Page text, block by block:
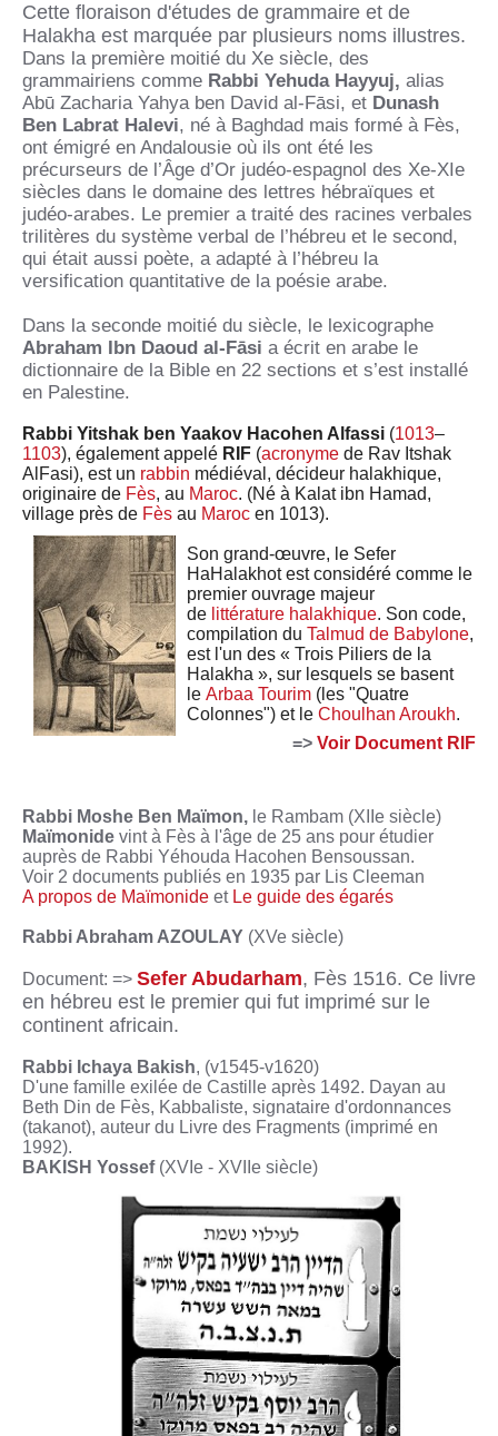
Cette floraison d'études de grammaire et de
Halakha est marquée par plusieurs noms illustres.
Dans la première moitié du Xe siècle, des
grammairiens comme Rabbi Yehuda Hayyuj, alias
Abū Zacharia Yahya ben David al-Fāsi, et Dunash
Ben Labrat Halevi, né à Baghdad mais formé à Fès,
ont émigré en Andalousie où ils ont été les
précurseurs de l’Âge d’Or judéo-espagnol des Xe-XIe
siècles dans le domaine des lettres hébraïques et
judéo-arabes. Le premier a traité des racines verbales
trilitères du système verbal de l’hébreu et le second,
qui était aussi poète, a adapté à l’hébreu la
versification quantitative de la poésie arabe.
Dans la seconde moitié du siècle, le lexicographe
Abraham Ibn Daoud al-Fāsi a écrit en arabe le
dictionnaire de la Bible en 22 sections et s’est installé
en Palestine.
Rabbi Yitshak ben Yaakov Hacohen Alfassi (1013–
1103), également appelé RIF (acronyme de Rav Itshak
AlFasi), est un rabbin médiéval, décideur halakhique,
originaire de Fès, au Maroc. (Né à Kalat ibn Hamad,
village près de Fès au Maroc en 1013).
Son grand-œuvre, le Sefer
HaHalakhot est considéré comme le
premier ouvrage majeur
de littérature halakhique. Son code,
compilation du Talmud de Babylone,
est l'un des « Trois Piliers de la
Halakha », sur lesquels se basent
le Arbaa Tourim (les "Quatre
Colonnes") et le Choulhan Aroukh.
=> Voir Document RIF
Rabbi Moshe Ben Maïmon, le Rambam (XIIe siècle)
Maïmonide vint à Fès à l'âge de 25 ans pour étudier
auprès de Rabbi Yéhouda Hacohen Bensoussan.
Voir 2 documents publiés en 1935 par Lis Cleeman
A propos de Maïmonide et Le guide des égarés
Rabbi Abraham AZOULAY (XVe siècle)
Document: => Sefer Abudarham, Fès 1516. Ce livre
en hébreu est le premier qui fut imprimé sur le
continent africain.
Rabbi Ichaya Bakish, (v1545-v1620)
D'une famille exilée de Castille après 1492. Dayan au
Beth Din de Fès, Kabbaliste, signataire d'ordonnances
(takanot), auteur du Livre des Fragments (imprimé en
1992).
BAKISH Yossef(XVIe - XVIIe siècle)